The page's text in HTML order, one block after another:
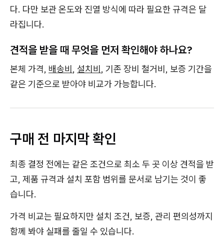
다. 다만 보관 온도와 진열 방식에 따라 필요한 규격은 달
라집니다.
견적을 받을 때 무엇을 먼저 확인해야 하나요?
본체 가격, 배송비, 설치비, 기존 장비 철거비, 보증 기간을
같은 기준으로 받아야 비교가 가능합니다.
구매 전 마지막 확인
최종 결정 전에는 같은 조건으로 최소 두 곳 이상 견적을 받
고, 제품 규격과 설치 포함 범위를 문서로 남기는 것이 좋
습니다.
가격 비교는 필요하지만 설치 조건, 보증, 관리 편의성까지
함께 봐야 실패를 줄일 수 있습니다.